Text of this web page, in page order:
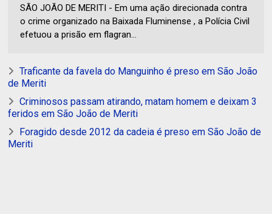
SÃO JOÃO DE MERITI - Em uma ação direcionada contra
o crime organizado na Baixada Fluminense , a Polícia Civil
efetuou a prisão em flagran...
Traficante da favela do Manguinho é preso em São João
de Meriti
Criminosos passam atirando, matam homem e deixam 3
feridos em São João de Meriti
Foragido desde 2012 da cadeia é preso em São João de
Meriti